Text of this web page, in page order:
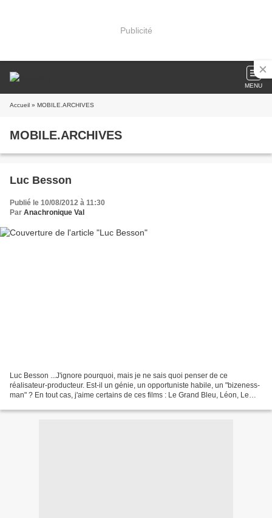
Publicité
MENU
Accueil » MOBILE.ARCHIVES
MOBILE.ARCHIVES
Luc Besson
Publié le 10/08/2012 à 11:30
Par Anachronique Val
Luc Besson ...J'ignore pourquoi, mais je ne sais quoi penser de ce
réalisateur-producteur. Est-il un génie, un opportuniste habile, un "bizeness-
man" ? En tout cas, j'aime certains de ces films : Le Grand Bleu, Léon, Le